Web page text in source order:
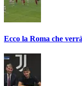
Ecco la Roma che verrà